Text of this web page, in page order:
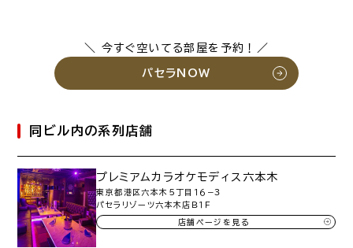
＼ 今すぐ空いてる部屋を予約！／
パセラNOW
同ビル内の系列店舗
プレミアムカラオケモディス六本木
東京都港区六本木５丁目１６−３
パセラリゾーツ六本木店Ｂ１Ｆ
店舗ページを見る